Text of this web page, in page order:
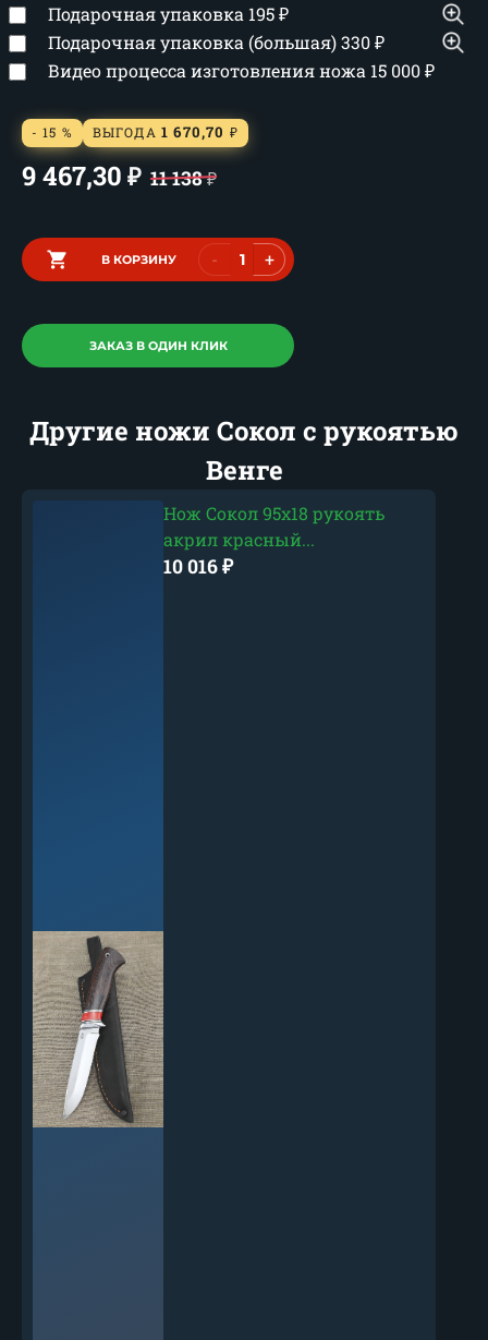
Подарочная упаковка 195₽
Подарочная упаковка (большая)330₽
Видео процесса изготовления ножа 15 000₽
- 15 % ВЫГОДА 1 670,70 ₽
9 467,30 ₽ 11 138₽
В КОРЗИНУ - +
ЗАКАЗ В ОДИН КЛИК
Другие ножи Сокол с рукоятью
Венге
Нож Сокол 95х18 рукоять
акрил красный...
10 016₽